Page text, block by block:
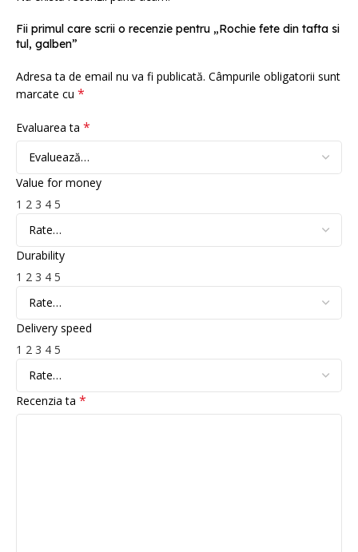
Fii primul care scrii o recenzie pentru „Rochie fete din tafta si
tul, galben”
Adresa ta de email nu va fi publicată. Câmpurile obligatorii sunt
marcate cu *
Evaluarea ta *
Value for money
1 2 3 4 5
Durability
1 2 3 4 5
Delivery speed
1 2 3 4 5
Recenzia ta *